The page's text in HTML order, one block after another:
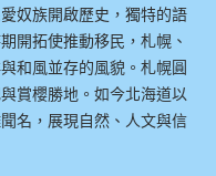
奴族開啟歷史，獨特的語
開拓使推動移民，札幌、
和風並存的風貌。札幌圓
賞櫻勝地。如今北海道以
名，展現自然、人文與信